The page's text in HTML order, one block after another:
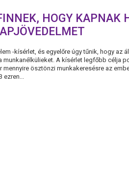
HOGY KAPNAK
-kísérlet, és egyelőre úgy tűnik, hogy az
munkanélkülieket. A kísérlet legfőbb célja
mennyire ösztönzi munkakeresésre az
ezren...